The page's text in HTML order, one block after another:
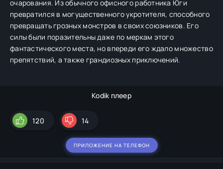
очарования. Из обычного офисного работника Юги
превратился в могущественного укротителя, способного
превращать грозных монстров в своих союзников. Его
силы были поразительны даже по меркам этого
фантастического места, но впереди его ждало множество
препятствий, а также грандиозных приключений.
Kodik плеер
120 14
ПРИЛОЖЕНИЕ НА ТЕЛЕФОН